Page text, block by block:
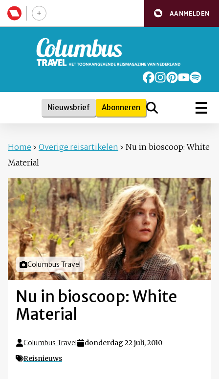
AANMELDEN
Nieuwsbrief Abonneren
Home › Overige reisartikelen › Nu in bioscoop: White
Material
Foto door
Columbus Travel
Nu in bioscoop: White
Material
Columbus Travel
donderdag 22 juli, 2010
Reisnieuws